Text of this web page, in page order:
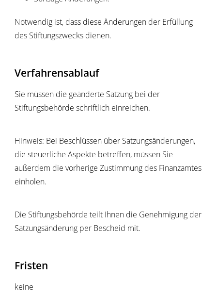
Notwendig ist, dass diese Änderungen der Erfüllung
des Stiftungszwecks dienen.
Verfahrensablauf
Sie müssen die geänderte Satzung bei der
Stiftungsbehörde schriftlich einreichen.
Hinweis: Bei Beschlüssen über Satzungsänderungen,
die steuerliche Aspekte betreffen, müssen Sie
außerdem die vorherige Zustimmung des Finanzamtes
einholen.
Die Stiftungsbehörde teilt Ihnen die Genehmigung der
Satzungsänderung per Bescheid mit.
Fristen
keine